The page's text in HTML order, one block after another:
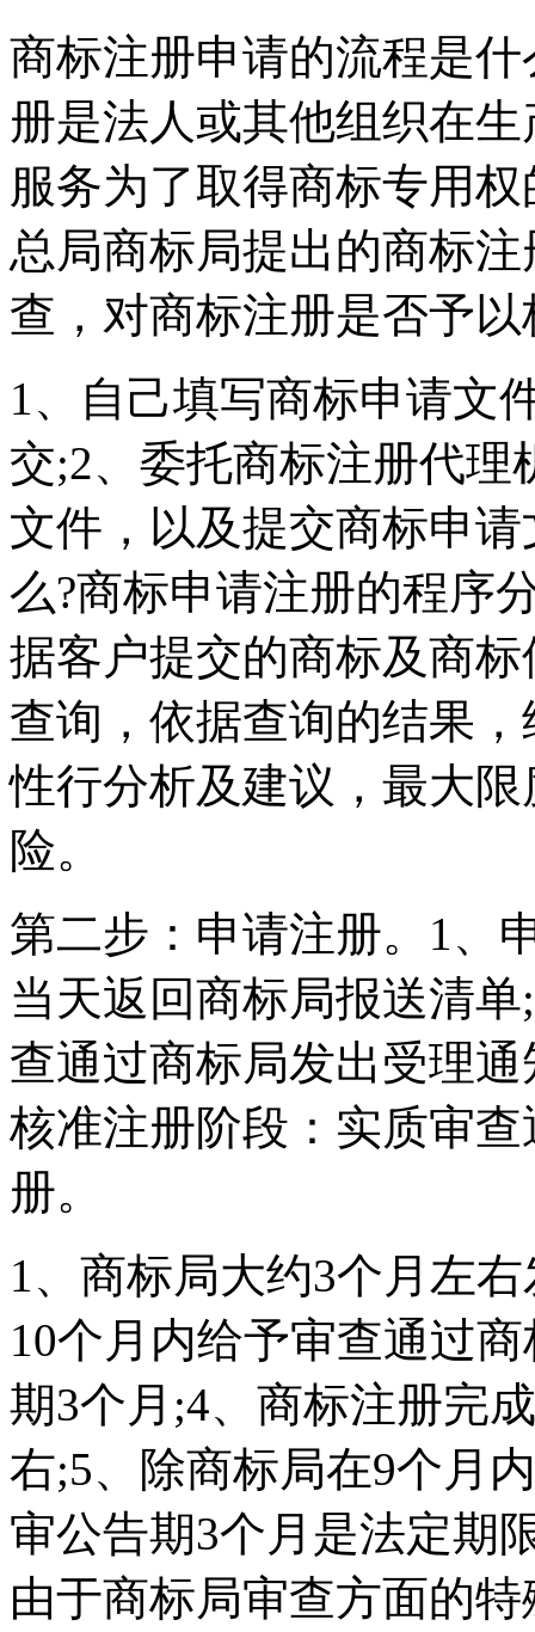
商标注册申请的流程是
册是法人或其他组织在
服务为了取得商标专用
总局商标局提出的商标
查，对商标注册是否予
1、自己填写商标申请文
交;2、委托商标注册代
文件，以及提交商标申
么?商标申请注册的程序
据客户提交的商标及商
查询，依据查询的结果
性行分析及建议，最大
险。
第二步：申请注册。1、
当天返回商标局报送清
查通过商标局发出受理
核准注册阶段：实质审
册。
1、商标局大约3个月左
10个月内给予审查通过
期3个月;4、商标注册完
右;5、除商标局在9个月
审公告期3个月是法定期
由于商标局审查方面的